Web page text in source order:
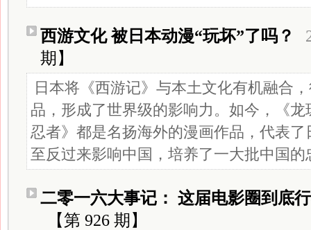
西游文化 被日本动漫“玩坏”了吗？
期】
日本将《西游记》与本土文化有机融合
品，形成了世界级的影响力。如今，《
忍者》都是名扬海外的漫画作品，代表
至反过来影响中国，培养了一大批中国的
二零一六大事记： 这届电影圈到底
【第 926 期】